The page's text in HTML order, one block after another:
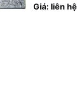
Giá: liên hệ